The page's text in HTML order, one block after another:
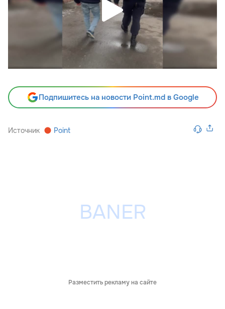
Подпишитесь на новости Point.md в Google
Источник Point
Разместить рекламу на сайте